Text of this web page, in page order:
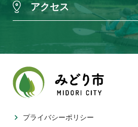
アクセス
プライバシーポリシー